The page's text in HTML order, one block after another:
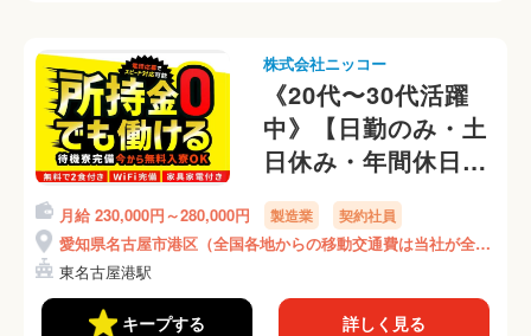
株式会社ニッコー
《20代〜30代活躍
中》【日勤のみ・土
日休み・年間休日
125日】寮費補助あ
り◎ランチ代0円◎
リサイクル品の仕分
け◎女性活躍中◎(7-
月給 230,000円～280,000円 製造業 契約社員
愛知県名古屋市港区（全国各地からの移動交通費は当社が全額
負担）
東名古屋港駅
キープする 詳しく見る